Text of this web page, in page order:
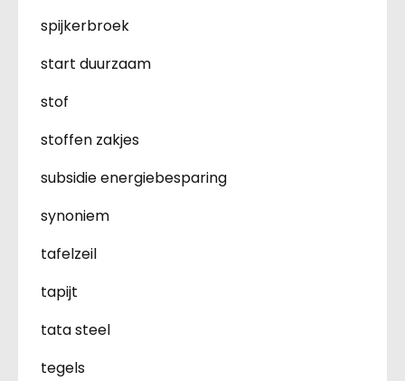
spijkerbroek
start duurzaam
stof
stoffen zakjes
subsidie energiebesparing
synoniem
tafelzeil
tapijt
tata steel
tegels